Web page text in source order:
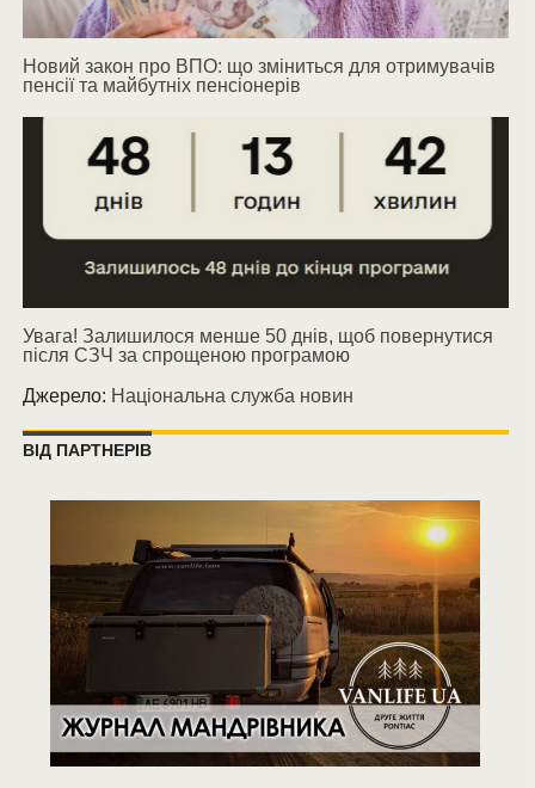
Новий закон про ВПО: що зміниться для отримувачів
пенсії та майбутніх пенсіонерів
Увага! Залишилося менше 50 днів, щоб повернутися
після СЗЧ за спрощеною програмою
Джерело: Національна служба новин
ВІД ПАРТНЕРІВ